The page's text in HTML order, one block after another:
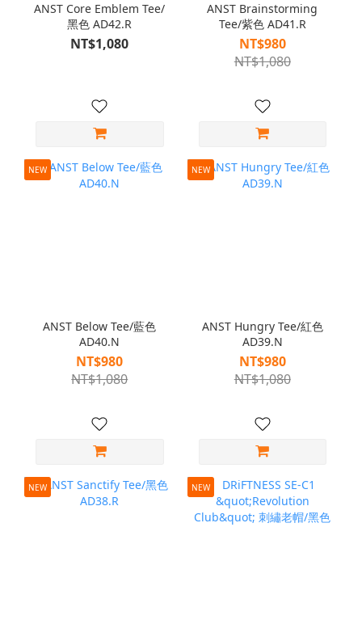
ANST Core Emblem Tee/
黑色 AD42.R
NT$1,080
ANST Brainstorming
Tee/紫色 AD41.R
NT$980
NT$1,080
NEW
ANST Below Tee/藍色
AD40.N
NT$980
NT$1,080
NEW
ANST Hungry Tee/紅色
AD39.N
NT$980
NT$1,080
NEW NEW